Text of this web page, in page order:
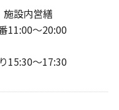
設内営繕
11:00～20:00
15:30～17:30